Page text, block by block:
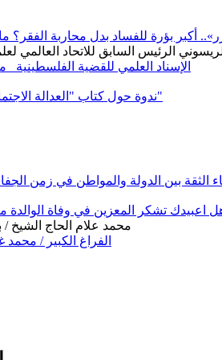
أكبر بؤرة للفساد بدل محاربة الفقر؟
الإسناد العلمي للقضية
ندوة حول كتاب "العدالة الاجتماعية في الإسلام"
الثقة بين الدولة والمواطن في زمن
اعبيدك تشكر المعزين في وفاة الوالدة
الفراغ الكبير / محمد